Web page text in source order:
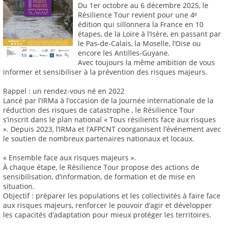
Du 1er octobre au 6 décembre 2025, le
Résilience Tour revient pour une 4ᵉ
édition qui sillonnera la France en 10
étapes, de la Loire à l’Isère, en passant par
le Pas-de-Calais, la Moselle, l’Oise ou
encore les Antilles-Guyane.
Avec toujours la même ambition de vous
informer et sensibiliser à la prévention des risques majeurs.
Rappel : un rendez-vous né en 2022
Lancé par l’IRMa à l’occasion de la Journée internationale de la
réduction des risques de catastrophe , le Résilience Tour
s’inscrit dans le plan national « Tous résilients face aux risques
». Depuis 2023, l’IRMa et l’AFPCNT coorganisent l’événement avec
le soutien de nombreux partenaires nationaux et locaux.
« Ensemble face aux risques majeurs ».
À chaque étape, le Résilience Tour propose des actions de
sensibilisation, d’information, de formation et de mise en
situation.
Objectif : préparer les populations et les collectivités à faire face
aux risques majeurs, renforcer le pouvoir d’agir et développer
les capacités d’adaptation pour mieux protéger les territoires.